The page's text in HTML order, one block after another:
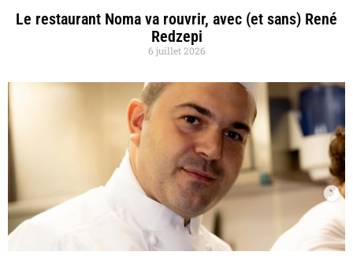
Le restaurant Noma va rouvrir, avec (et sans) René
Redzepi
6 juillet 2026